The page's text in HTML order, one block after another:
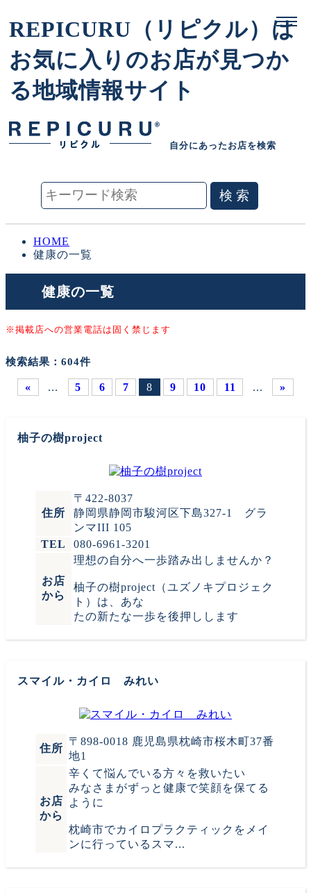
REPICURU（リピクル）は
お気に入りのお店が見つか
る地域情報サイト
自分にあったお店を検索
HOME
健康の一覧
健康の一覧
※掲載店への営業電話は固く禁じます
検索結果： 604件
« ... 5 6 7 8 9 10 11 ... »
柚子の樹project
住所
〒422-8037
静岡県静岡市駿河区下島327-1 グラ
ンマIII 105
TEL
080-6961-3201
お店
から
理想の自分へ一歩踏み出しませんか？
柚子の樹project（ユズノキプロジェク
ト）は、あな
たの新たな一歩を後押しします
スマイル・カイロ みれい
住所
〒898-0018 鹿児島県枕崎市桜木町37番
地1
お店
から
辛くて悩んでいる方々を救いたい
みなさまがずっと健康で笑顔を保てる
ように
枕崎市でカイロプラクティックをメイ
ンに行っているスマ...